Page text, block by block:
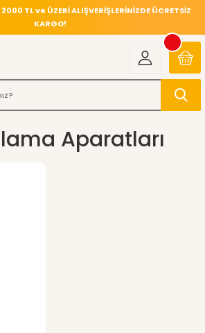
TL ve ÜZERİ ALIŞVERİŞLERİNİZDE ÜCRETSİZ
KARGO!
Aparatları